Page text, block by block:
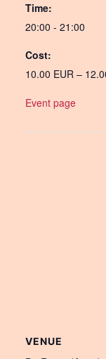
Time:
20:00 - 21:00
Cost:
10.00 EUR –
Event page
VENUE